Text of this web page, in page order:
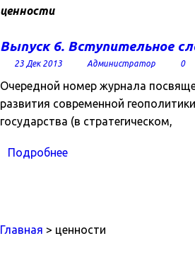
ценности
Выпуск 6. Вступительное
23 Дек 2013 Администратор 0
Очередной номер журнала
развития современной
государства (в стратегическом,
Подробнее
Главная > ценности